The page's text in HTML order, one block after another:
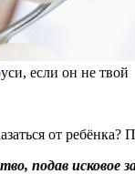
если он не твой
от
подав исковое